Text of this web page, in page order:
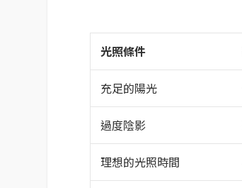
光照條件
充足的陽光
過度陰影
理想的光照時間